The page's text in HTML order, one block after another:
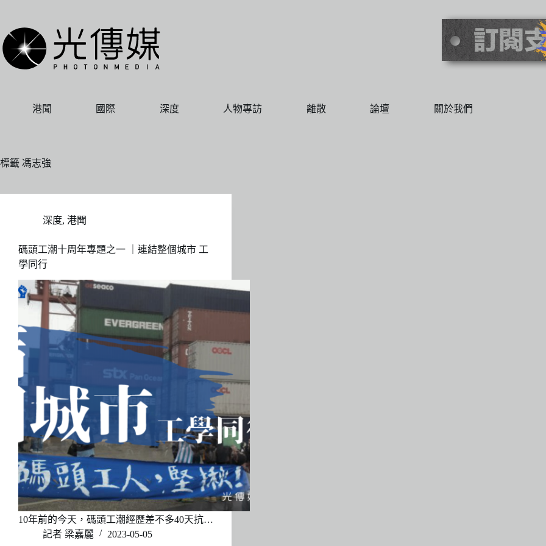
主
要
內
港聞 國際 深度 人物專訪 離散 論壇 關於我們
標籤 馮志強
深度, 港聞
碼頭工潮十周年專題之一 ｜連結整個城市 工
學同行
10年前的今天，碼頭工潮經歷差不多40天抗…
記者 梁嘉麗
2023-05-05